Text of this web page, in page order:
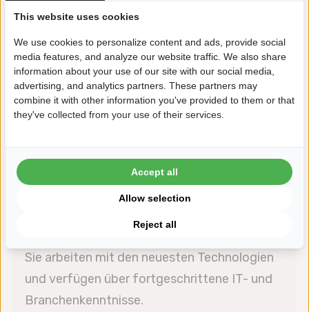
Unterstützendes Team
Sie werden Teil eines großartigen Teams, das
Team ist kooperativ und konzentriert.
Sie arbeiten mit den neuesten Technologien
und verfügen über fortgeschrittene IT- und
Branchenkenntnisse.
This website uses cookies
We use cookies to personalize content and ads, provide social
media features, and analyze our website traffic. We also share
information about your use of our site with our social media,
advertising, and analytics partners. These partners may
combine it with other information you've provided to them or that
they've collected from your use of their services.
Reject all
Allow selection
Accept all